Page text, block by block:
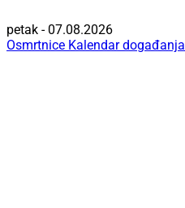
petak - 07.08.2026
Osmrtnice Kalendar događanja